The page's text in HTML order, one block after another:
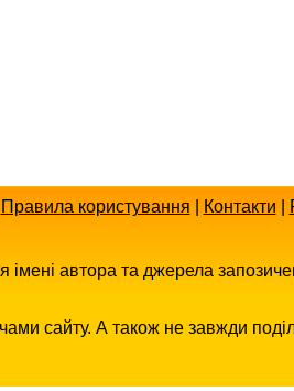
Правила користування Контакти
імені автора та джерела
сайту. А також не завжди